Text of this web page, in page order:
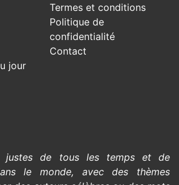
jour
Termes et conditions
Politique de
confidentialité
Contact
justes de tous les temps et de
le monde, avec des thèmes